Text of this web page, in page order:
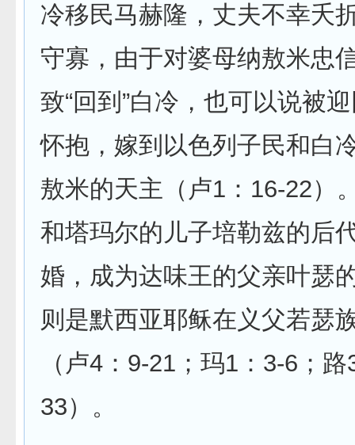
冷移民马赫隆，丈夫不幸夭
守寡，由于对婆母纳敖米忠
致“回到”白冷，也可以说被
怀抱，嫁到以色列子民和白
敖米的天主（卢1：16-22）
和塔玛尔的儿子培勒兹的后
婚，成为达味王的父亲叶瑟
则是默西亚耶稣在义父若瑟
（卢4：9-21；玛1：3-6；
33）。